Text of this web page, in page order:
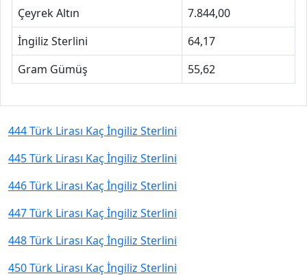
Çeyrek Altın
7.844,00
İngiliz Sterlini
64,17
Gram Gümüş
55,62
444 Türk Lirası Kaç İngiliz Sterlini
445 Türk Lirası Kaç İngiliz Sterlini
446 Türk Lirası Kaç İngiliz Sterlini
447 Türk Lirası Kaç İngiliz Sterlini
448 Türk Lirası Kaç İngiliz Sterlini
450 Türk Lirası Kaç İngiliz Sterlini